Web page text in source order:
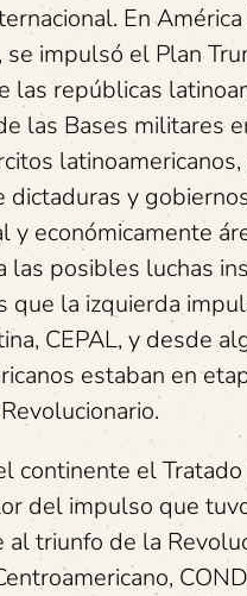
En
impulsó el Plan
repúblicas
las Bases militares
y
económicamente
las posibles luchas
la izquierda
CEPAL, y desde
estaban en
el
del impulso que
triunfo de la